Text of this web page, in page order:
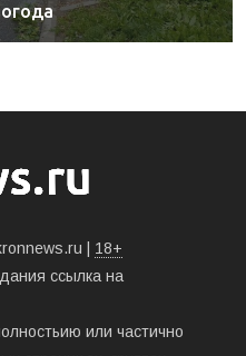
| 18+
ссылка на
или частично